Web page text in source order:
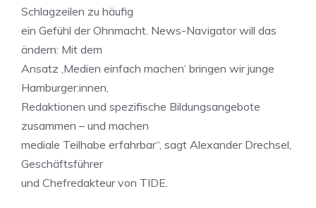
Schlagzeilen zu häufig
ein Gefühl der Ohnmacht. News-Navigator will das
ändern: Mit dem
Ansatz ‚Medien einfach machen‘ bringen wir junge
Hamburger:innen,
Redaktionen und spezifische Bildungsangebote
zusammen – und machen
mediale Teilhabe erfahrbar“, sagt Alexander Drechsel,
Geschäftsführer
und Chefredakteur von TIDE.